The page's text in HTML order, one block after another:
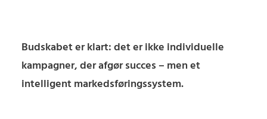
Budskabet er klart: det er ikke individuelle
kampagner, der afgør succes – men et
intelligent markedsføringssystem.